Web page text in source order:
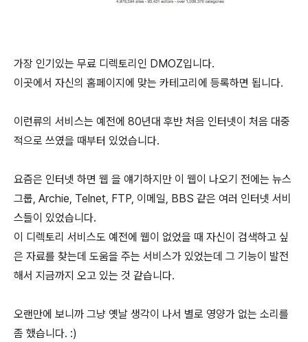
가장 인기있는 무료 디렉토리인 DMOZ입니다.
이곳에서 자신의 홈페이지에 맞는 카테고리에 등록하면 됩니다.
이런류의 서비스는 예전에 80년대 후반 처음 인터넷이 처음 대중
적으로 쓰였을 때부터 있었습니다.
요즘은 인터넷 하면 웹 을 얘기하지만 이 웹이 나오기 전에는 뉴스
그룹, Archie, Telnet, FTP, 이메일, BBS 같은 여러 인터넷 서비
스들이 있었습니다.
이 디렉토리 서비스도 예전에 웹이 없었을 때 자신이 검색하고 싶
은 자료를 찾는데 도움을 주는 서비스가 있었는데 그 기능이 발전
해서 지금까지 오고 있는 것 같습니다.
오랜만에 보니까 그냥 옛날 생각이 나서 별로 영양가 없는 소리를
좀 했습니다. :)